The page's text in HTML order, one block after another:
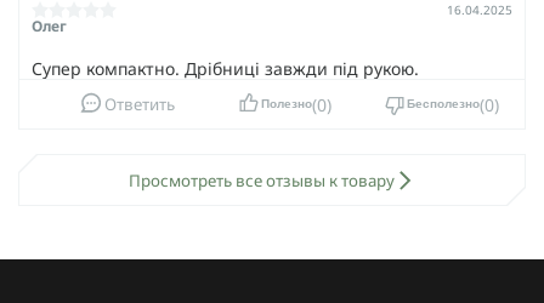
Олег
16.04.2025
Супер компактно. Дрібниці завжди під рукою.
Ответить Полезно 0 Бесполезно 0
Просмотреть все отзывы к товару